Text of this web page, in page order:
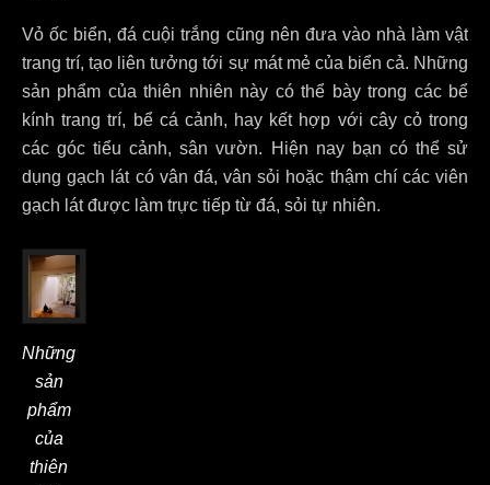
Vỏ ốc biển, đá cuội trắng cũng nên đưa vào nhà làm vật
trang trí, tạo liên tưởng tới sự mát mẻ của biển cả. Những
sản phẩm của thiên nhiên này có thể bày trong các bể
kính trang trí, bể cá cảnh, hay kết hợp với cây cỏ trong
các góc tiểu cảnh, sân vườn. Hiện nay bạn có thể sử
dụng gạch lát có vân đá, vân sỏi hoặc thậm chí các viên
gạch lát được làm trực tiếp từ đá, sỏi tự nhiên.
Những
sản
phẩm
của
thiên